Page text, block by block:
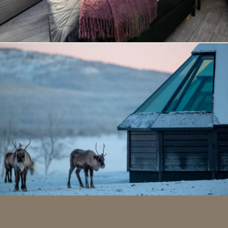
porotilaympäristössä. Kohde on ihanteellinen sinulle, joka
haluat nauttia arktisen luonnon kauneudesta omassa
rauhassasi. Kilpisjärven kylä sijaitsee noin 20 km päässä.
Huomioithan, että iglussa ei ole keittiötä eikä
ruoanlaittomahdollisuutta. Talvikaudella majoitus sisältää
puolihoidon. Kesäisin hintaan kuuluu aamiainen, ja
käytössäsi on grillikatos.
Anna luonnon hiljaisuuden, tähtitaivaan ja pohjoisen valon
ilmiöiden luoda lomasi, josta puhut vielä vuosien päästä!